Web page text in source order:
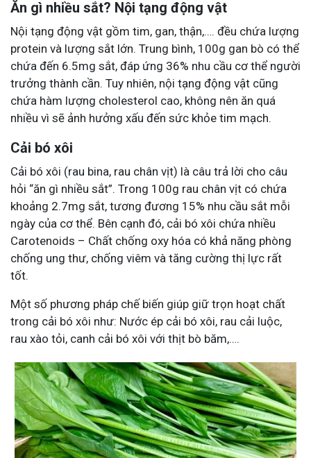
Ăn gì nhiều sắt? Nội tạng động vật
Nội tạng động vật gồm tim, gan, thận,…. đều chứa lượng
protein và lượng sắt lớn. Trung bình, 100g gan bò có thể
chứa đến 6.5mg sắt, đáp ứng 36% nhu cầu cơ thể người
trưởng thành cần. Tuy nhiên, nội tạng động vật cũng
chứa hàm lượng cholesterol cao, không nên ăn quá
nhiều vì sẽ ảnh hưởng xấu đến sức khỏe tim mạch.
Cải bó xôi
Cải bó xôi (rau bina, rau chân vịt) là câu trả lời cho câu
hỏi “ăn gì nhiều sắt”. Trong 100g rau chân vịt có chứa
khoảng 2.7mg sắt, tương đương 15% nhu cầu sắt mỗi
ngày của cơ thể. Bên cạnh đó, cải bó xôi chứa nhiều
Carotenoids – Chất chống oxy hóa có khả năng phòng
chống ung thư, chống viêm và tăng cường thị lực rất
tốt.
Một số phương pháp chế biến giúp giữ trọn hoạt chất
trong cải bó xôi như: Nước ép cải bó xôi, rau cải luộc,
rau xào tỏi, canh cải bó xôi với thịt bò băm,….